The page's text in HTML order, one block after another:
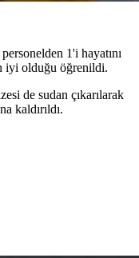
1'i hayatını
iyi olduğu öğrenildi.
de sudan çıkarılarak
kaldırıldı.